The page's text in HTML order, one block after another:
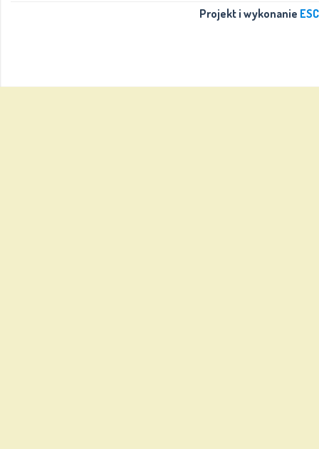
Projekt i wykonanie ESC